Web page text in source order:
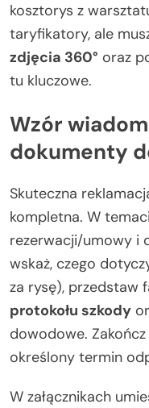
kosztorys z
taryfikatory, ale
zdjęcia 360° oraz
tu kluczowe.
Wzór
dokumenty
Skuteczna
kompletna. W
rezerwacji/umowy i
wskaż, czego
za rysę), przedstaw
protokołu szkody
dowodowe.
określony termin
W załącznikach